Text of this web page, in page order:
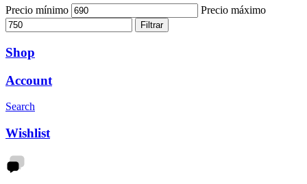
Precio mínimo Precio máximo
Filtrar
Shop
Account
Search
Wishlist